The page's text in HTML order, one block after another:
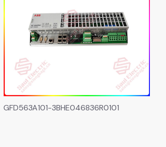
GFD563A101-3BHE046836R0101